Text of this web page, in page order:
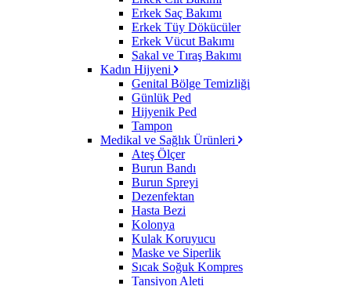
Erkek Saç Bakımı
Erkek Tüy Dökücüler
Erkek Vücut Bakımı
Sakal ve Tıraş Bakımı
Kadın Hijyeni
Genital Bölge Temizliği
Günlük Ped
Hijyenik Ped
Tampon
Medikal ve Sağlık Ürünleri
Ateş Ölçer
Burun Bandı
Burun Spreyi
Dezenfektan
Hasta Bezi
Kolonya
Kulak Koruyucu
Maske ve Siperlik
Sıcak Soğuk Kompres
Tansiyon Aleti